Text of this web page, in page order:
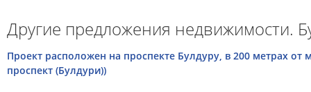
Другие предложения недвижимости.
Проект расположен на проспекте Булдуру, в 200 метрах от
проспект (Булдури))